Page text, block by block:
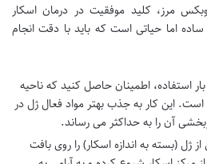
مرز، کلید موفقیت در درمان اسکار
اما حیاتی است که باید با دقت انجام
استفاده، اطمینان حاصل کنید که ناحیه
این کار به جذب بهتر مواد فعال ژل در
آن را به حداکثر می رساند.
ژل (بسته به اندازه اسکار) را روی بافت